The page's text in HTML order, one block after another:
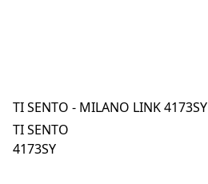
TI SENTO - MILANO LINK 4173SY
TI SENTO
4173SY